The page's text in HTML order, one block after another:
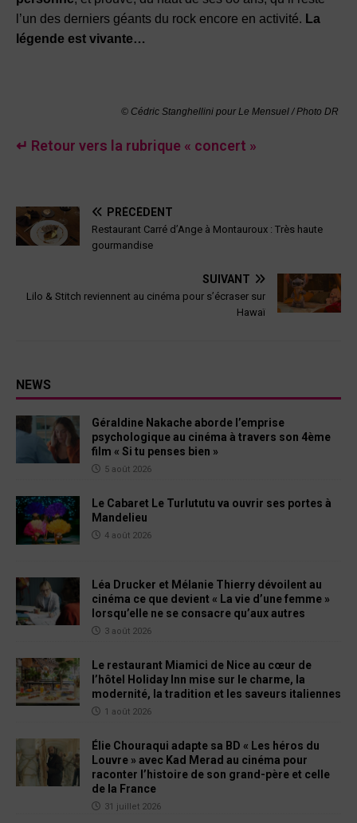
l’un des derniers géants du rock encore en activité. La
légende est vivante…
© Cédric Stanghellini pour Le Mensuel / Photo DR
↵ Retour vers la rubrique « concert »
PRÉCÉDENT
Restaurant Carré d’Ange à Montauroux : Très haute
gourmandise
SUIVANT
Lilo & Stitch reviennent au cinéma pour s’écraser sur
Hawaï
NEWS
Géraldine Nakache aborde l’emprise
psychologique au cinéma à travers son 4ème
film « Si tu penses bien »
5 août 2026
Le Cabaret Le Turlututu va ouvrir ses portes à
Mandelieu
4 août 2026
Léa Drucker et Mélanie Thierry dévoilent au
cinéma ce que devient « La vie d’une femme »
lorsqu’elle ne se consacre qu’aux autres
3 août 2026
Le restaurant Miamici de Nice au cœur de
l’hôtel Holiday Inn mise sur le charme, la
modernité, la tradition et les saveurs italiennes
1 août 2026
Élie Chouraqui adapte sa BD « Les héros du
Louvre » avec Kad Merad au cinéma pour
raconter l’histoire de son grand-père et celle
de la France
31 juillet 2026